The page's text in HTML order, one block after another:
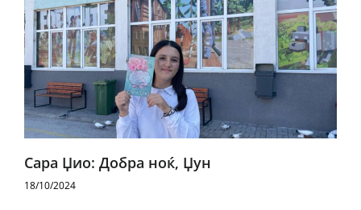
Сара Џио: Добра ноќ, Џун
18/10/2024